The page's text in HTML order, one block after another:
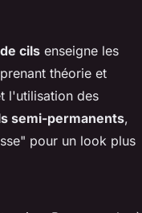
cils enseigne les
théorie et
l'utilisation des
semi-permanents,
pour un look plus